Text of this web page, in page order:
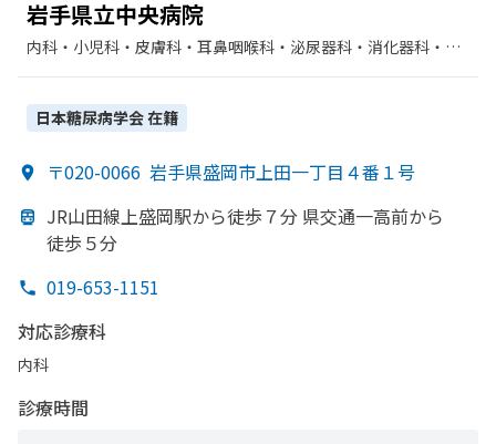
岩手県立中央病院
内科・​小児科・​皮膚科・​耳鼻咽喉科・​泌尿器科・​消化器科・​呼
科・​リハビリテーション・​放射線科・​麻酔科・​歯科口腔外科・​
診断・​総合診療科・​神経内科・​腫瘍内科・外科・​乳腺外科
日本糖尿病学会在籍
〒020-0066 岩手県盛岡市上田一丁目４番１号
JR山田線上盛岡駅から徒歩７分 県交通一高前から
徒歩５分
019-653-1151
対応診療科
内科
診療時間